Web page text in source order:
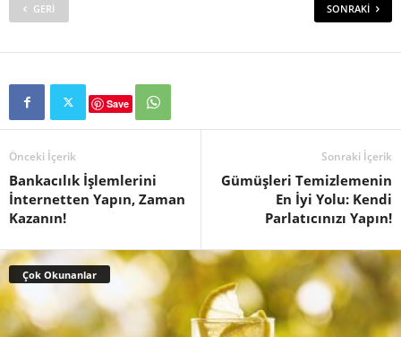
GERI SONRAKI
Save
Önceki İçerik
Bankacılık İşlemlerini
İnternetten Yapın, Zaman
Kazanın!
Sonraki İçerik
Gümüşleri Temizlemenin
En İyi Yolu: Kendi
Parlatıcınızı Yapın!
Çok Okunanlar